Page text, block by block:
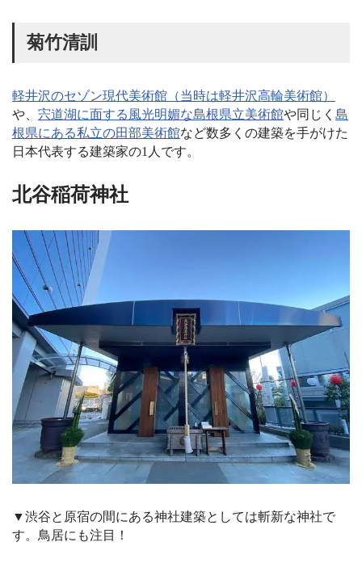
菊竹清訓
軽井沢のセゾン現代美術館（当時は軽井沢高輪美術館）
や、 宍道湖に面する風光明媚な島根県立美術館や同じく 島
根県にある私立の田部美術館など数多くの建築を手がけた
日本代表する建築家の1人です。
北谷稲荷神社
▼渋谷と原宿の間にある神社建築としては斬新な神社で
す。鳥居にも注目！